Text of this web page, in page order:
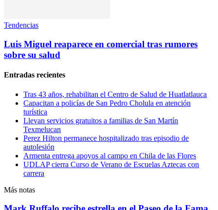
Tendencias
Luis Miguel reaparece en comercial tras rumores
sobre su salud
Entradas recientes
Tras 43 años, rehabilitan el Centro de Salud de Huatlatlauca
Capacitan a policías de San Pedro Cholula en atención
turística
Llevan servicios gratuitos a familias de San Martín
Texmelucan
Perez Hilton permanece hospitalizado tras episodio de
autolesión
Armenta entrega apoyos al campo en Chila de las Flores
UDLAP cierra Curso de Verano de Escuelas Aztecas con
carrera
Más notas